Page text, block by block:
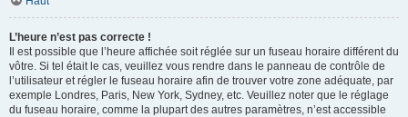
L’heure n’est pas correcte !
Il est possible que l’heure affichée soit réglée sur un fuseau horaire différent du
vôtre. Si tel était le cas, veuillez vous rendre dans le panneau de contrôle de
l’utilisateur et régler le fuseau horaire afin de trouver votre zone adéquate, par
exemple Londres, Paris, New York, Sydney, etc. Veuillez noter que le réglage
du fuseau horaire, comme la plupart des autres paramètres, n’est accessible